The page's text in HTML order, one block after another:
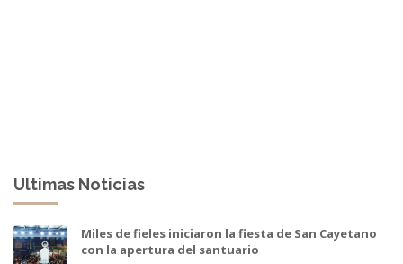
Ultimas Noticias
Miles de fieles iniciaron la fiesta de San Cayetano
con la apertura del santuario